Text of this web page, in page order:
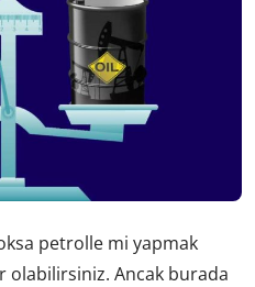
petrolle mi yapmak
olabilirsiniz. Ancak burada